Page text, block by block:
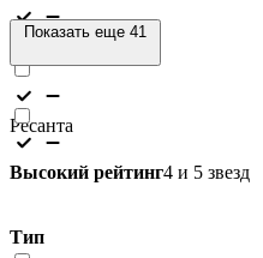
Ресанта
Показать еще 41
Высокий рейтинг4 и 5 звезд
Тип